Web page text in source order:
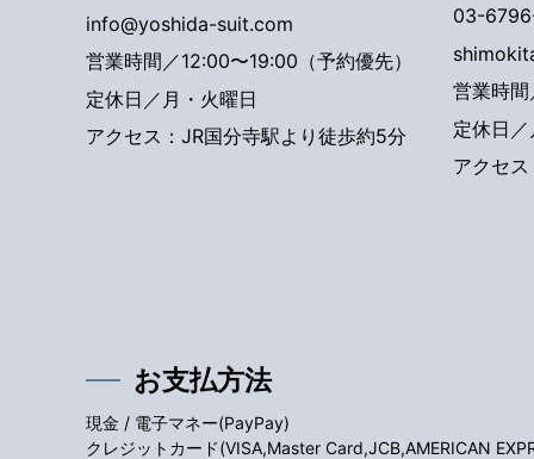
info@yoshida-suit.com
営業時間／12:00〜19:00（予約優先）
定休日／月・火曜日
アクセス：JR国分寺駅より徒歩約5分
03-
営業時間
定休日
アクセ
お支払方法
現金 / 電子マネー(PayPay)
クレジットカード(VISA,Master Card,JCB,AMERICAN